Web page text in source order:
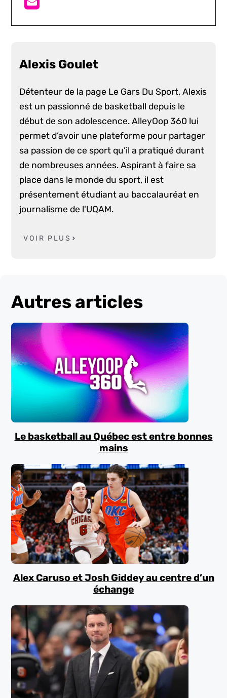
Alexis Goulet
Détenteur de la page Le Gars Du Sport, Alexis
est un passionné de basketball depuis le
début de son adolescence. AlleyOop 360 lui
permet d’avoir une plateforme pour partager
sa passion de ce sport qu’il a pratiqué durant
de nombreuses années. Aspirant à faire sa
place dans le monde du sport, il est
présentement étudiant au baccalauréat en
journalisme de l'UQAM.
VOIR PLUS
Autres articles
Le basketball au Québec est entre bonnes
mains
Alex Caruso et Josh Giddey au centre d’un
échange